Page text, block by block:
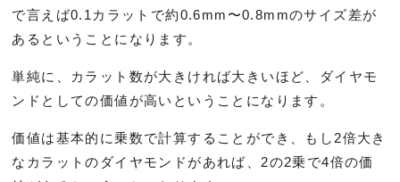
で言えば0.1カラットで約0.6mm〜0.8mmのサイズ差が
あるということになります。
単純に、カラット数が大きければ大きいほど、ダイヤモ
ンドとしての価値が高いということになります。
価値は基本的に乗数で計算することができ、もし2倍大き
なカラットのダイヤモンドがあれば、2の2乗で4倍の価